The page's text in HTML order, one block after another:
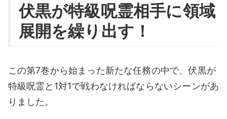
伏黒が特級呪霊相手に領域
展開を繰り出す！
この第7巻から始まった新たな任務の中で、伏黒が
特級呪霊と1対1で戦わなければならないシーンがあ
りました。